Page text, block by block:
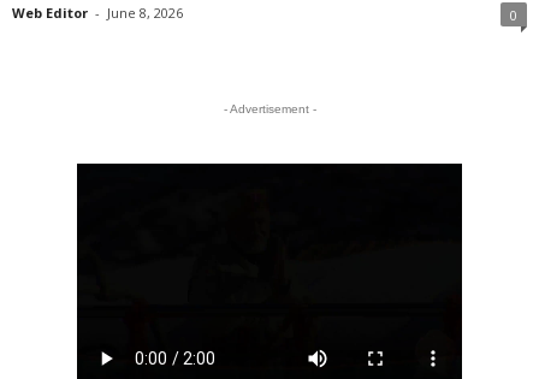
Web Editor - June 8, 2026 0
- Advertisement -